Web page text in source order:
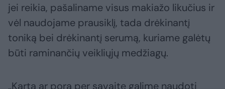
jei reikia, pašaliname visus makiažo likučius ir
vėl naudojame prausiklį, tada drėkinantį
toniką bei drėkinantį serumą, kuriame galėtų
būti raminančių veikliųjų medžiagų.
„Kartą ar porą per savaitę galime naudoti